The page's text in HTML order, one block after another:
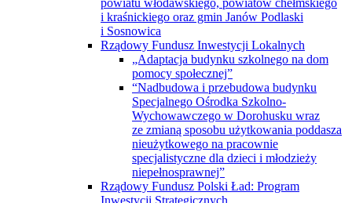
powiatu włodawskiego, powiatów chełmskiego
i kraśnickiego oraz gmin Janów Podlaski
i Sosnowica
Rządowy Fundusz Inwestycji Lokalnych
„Adaptacja budynku szkolnego na dom
pomocy społecznej”
“Nadbudowa i przebudowa budynku
Specjalnego Ośrodka Szkolno-
Wychowawczego w Dorohusku wraz
ze zmianą sposobu użytkowania poddasza
nieużytkowego na pracownie
specjalistyczne dla dzieci i młodzieży
niepełnosprawnej”
Rządowy Fundusz Polski Ład: Program
Inwestycji Strategicznych